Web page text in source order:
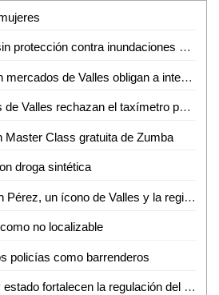
"Por descuido" dejan sin protección contra inundaciones a colonias de Tamuín
Cucarachas y ratas en mercados de Valles obligan a intensas jornadas de sanitización
¡No es viable! Taxistas de Valles rechazan el taxímetro por baja demanda de viajes
Master Class gratuita de Zumba
droga sintética
El adiós a don Esteban Pérez, un ícono de Valles y la región
no localizable
policías como barrenderos
Gobiernos municipal y estado fortalecen la regulación del transporte turístico en Ciudad Valles